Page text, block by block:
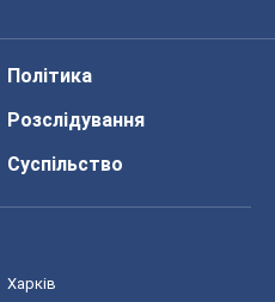
Політика
Розслідування
Суспільство
Харків